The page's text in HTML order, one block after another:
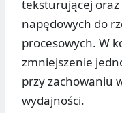
teksturującej
napędowych do
procesowych. W
zmniejszenie
przy zachowaniu
wydajności.